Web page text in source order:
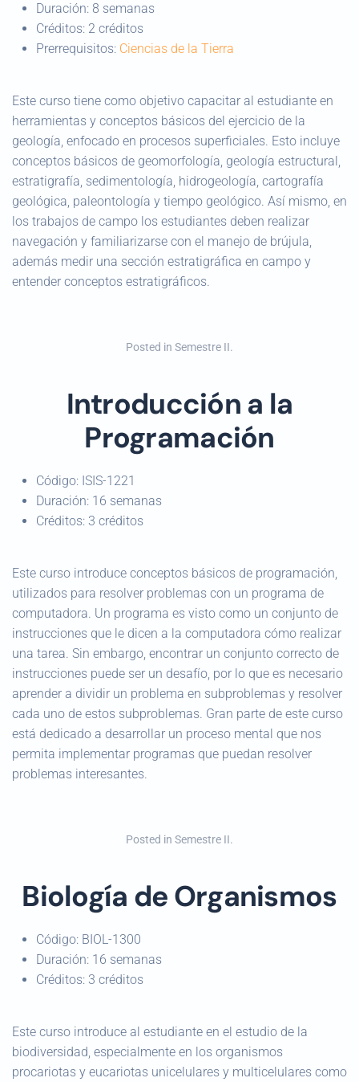
Duración: 8 semanas
Créditos: 2 créditos
Prerrequisitos: Ciencias de la Tierra
Este curso tiene como objetivo capacitar al estudiante en
herramientas y conceptos básicos del ejercicio de la
geología, enfocado en procesos superficiales. Esto incluye
conceptos básicos de geomorfología, geología estructural,
estratigrafía, sedimentología, hidrogeología, cartografía
geológica, paleontología y tiempo geológico. Así mismo, en
los trabajos de campo los estudiantes deben realizar
navegación y familiarizarse con el manejo de brújula,
además medir una sección estratigráfica en campo y
entender conceptos estratigráficos.
Posted in Semestre II.
Introducción a la
Programación
Código: ISIS-1221
Duración: 16 semanas
Créditos: 3 créditos
Este curso introduce conceptos básicos de programación,
utilizados para resolver problemas con un programa de
computadora. Un programa es visto como un conjunto de
instrucciones que le dicen a la computadora cómo realizar
una tarea. Sin embargo, encontrar un conjunto correcto de
instrucciones puede ser un desafío, por lo que es necesario
aprender a dividir un problema en subproblemas y resolver
cada uno de estos subproblemas. Gran parte de este curso
está dedicado a desarrollar un proceso mental que nos
permita implementar programas que puedan resolver
problemas interesantes.
Posted in Semestre II.
Biología de Organismos
Código: BIOL-1300
Duración: 16 semanas
Créditos: 3 créditos
Este curso introduce al estudiante en el estudio de la
biodiversidad, especialmente en los organismos
procariotas y eucariotas unicelulares y multicelulares como